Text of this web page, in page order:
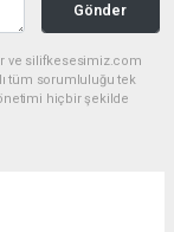
Gönder
ve silifkesesimiz.com
tüm sorumluluğu tek
hiçbir şekilde